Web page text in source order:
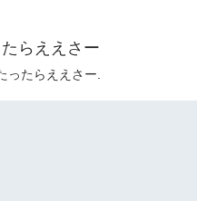
らええさー
ったらええさー.